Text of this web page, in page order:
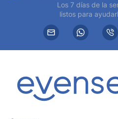
Los 7 días de la
listos para